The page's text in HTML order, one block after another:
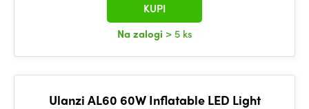
Na zalogi > 5 ks
KUPI
Ulanzi AL60 60W Inflatable LED Light